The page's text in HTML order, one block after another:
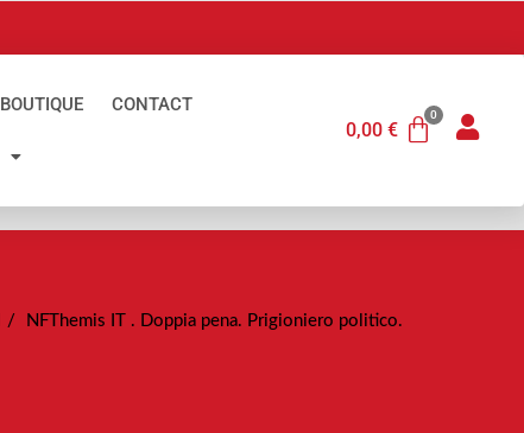
BOUTIQUE CONTACT
0,00 €
NFThemis IT . Doppia pena. Prigioniero politico.